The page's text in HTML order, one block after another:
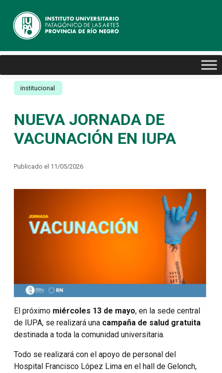
institucional
NUEVA JORNADA DE
VACUNACIÓN EN IUPA
Publicado el 11/05/2026
El próximo miércoles 13 de mayo, en la sede central
de IUPA, se realizará una campaña de salud gratuita
destinada a toda la comunidad universitaria.
Todo se realizará con el apoyo de personal del
Hospital Francisco López Lima en el hall de Gelonch,